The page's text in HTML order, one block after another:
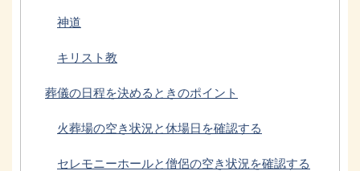
神道
キリスト教
葬儀の日程を決めるときのポイント
火葬場の空き状況と休場日を確認する
セレモニーホールと僧侶の空き状況を確認する